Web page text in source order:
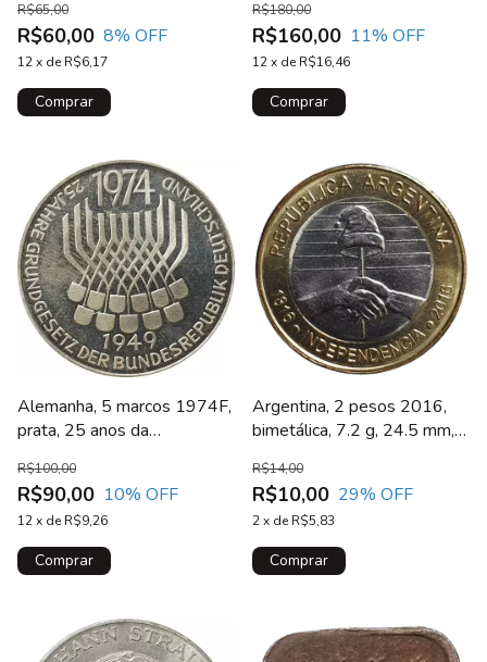
canadense)
R$60,00
R$65,00
8% OFF
12x de R$6,17
R$160,00
R$180,00
11% OFF
12x de R$16,46
Alemanha, 5 marcos 1974F,
prata, 25 anos da
R$90,00
R$100,00
10% OFF
12x de R$9,26
Argentina, 2 pesos 2016,
bimetálica, 7.2 g, 24.5 mm,
KM# 184
R$10,00
R$14,00
29% OFF
2x de R$5,83